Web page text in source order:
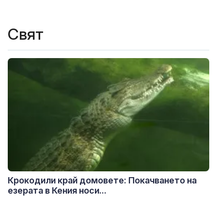
Свят
Крокодили край домовете: Покачването на
езерата в Кения носи...